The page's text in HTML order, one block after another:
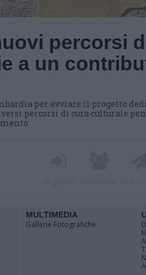
percorsi
a un
per avviare il progetto
percorsi di cura culturale
MULTIMEDIA
Gallerie Fotografiche